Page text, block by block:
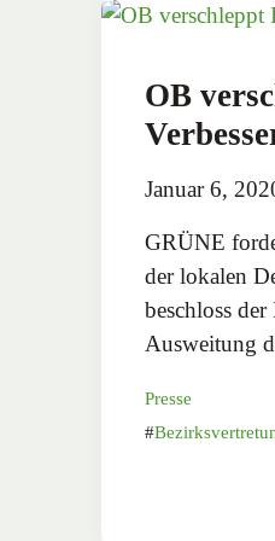
OB
Januar 6,
GRÜNE
der lokalen
beschloss
Ausweitung
Presse